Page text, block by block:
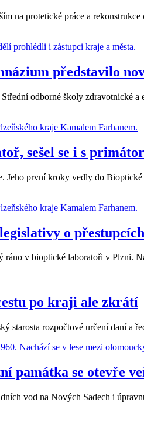
na protetické práce a
představilo
odborné školy zdravotnické
sešel se i s
první kroky vedly do
o přestupcích
v bioptické laboratoři v Plzni.
po kraji ale zkrátí
starosta rozpočtové určení daní a
památka se otevře
vod na Nových Sadech i